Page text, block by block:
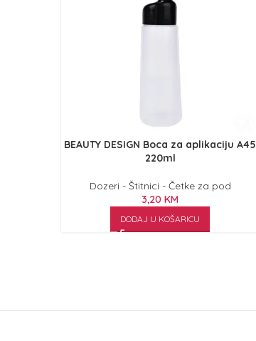
BEAUTY DESIGN Boca za aplikaciju A45
220ml
Dozeri - Štitnici - Četke za pod
3,20 KM
DODAJ U KOŠARICU